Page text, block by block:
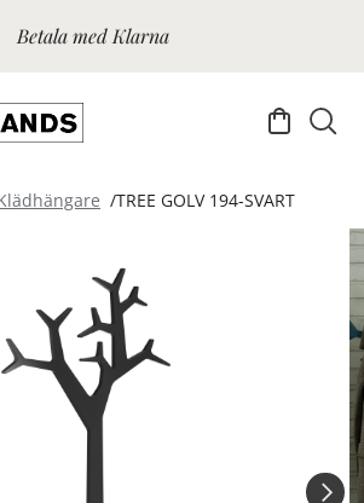
Betala med Klarna
TREE GOLV 194-SVART